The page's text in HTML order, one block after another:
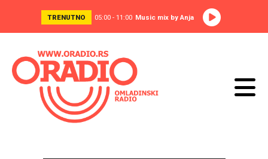
TRENUTNO 05:00 - 11:00 Music mix by Anja